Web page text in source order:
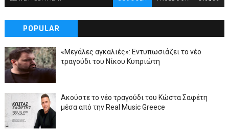
POPULAR
«Μεγάλες αγκαλιές»: Εντυπωσιάζει το νέο
τραγούδι του Νίκου Κυπριώτη
Ακούστε το νέο τραγούδι του Κώστα Σαφέτη
μέσα από την Real Music Greece